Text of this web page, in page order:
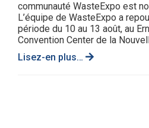
communauté WasteExpo est
L’équipe de WasteExpo a
période du 10 au 13 août, au
Convention Center de la
Lisez-en plus…